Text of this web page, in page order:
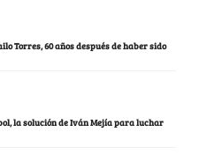
Torres, 60 años después de haber sido
la solución de Iván Mejía para luchar